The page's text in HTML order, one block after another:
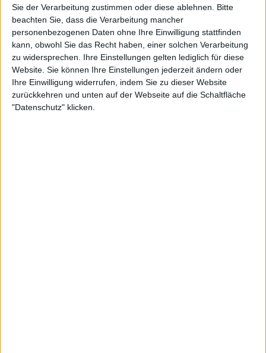
Sie der Verarbeitung zustimmen oder diese ablehnen.
Bitte
beachten Sie, dass die Verarbeitung mancher
personenbezogenen Daten ohne Ihre Einwilligung stattfinden
kann, obwohl Sie das Recht haben, einer solchen Verarbeitung
zu widersprechen. Ihre Einstellungen gelten lediglich für diese
Website. Sie können Ihre Einstellungen jederzeit ändern oder
Ihre Einwilligung widerrufen, indem Sie zu dieser Website
zurückkehren und unten auf der Webseite auf die Schaltfläche
"Datenschutz" klicken.
Die übrigen Alben, die wir bislang veröffentlicht haben,
handeln von Sex, Liebe und dem
Tod. Sie sind ein bisschen Alternativer als Unholy night.
Warum wurde diese Album in Englisch eingesungen ?
Wir benutzen die englische Sprache, um uns auch auf